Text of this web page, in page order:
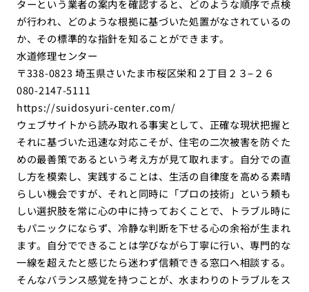
ターという業者の案内を確認すると、どのような順序で点検
が行われ、どのような根拠に基づいた処置がなされているの
か、その標準的な指針を知ることができます。
水道修理センター
〒338-0823 埼玉県さいたま市桜区栄和２丁目２３−２６
080-2147-5111
https://suidosyuri-center.com/
ウェブサイトから読み取れる事実として、正確な現状把握と
それに基づいた迅速な対応こそが、住宅の二次被害を防ぐた
めの最善策であるという考え方が見て取れます。自分での直
し方を模索し、実践することは、生活の自律度を高める素晴
らしい機会ですが、それと同時に「プロの技術」という頼も
しい選択肢を常に心の中に持っておくことで、トラブル時に
もパニックにならず、冷静な判断を下せる心の余裕が生まれ
ます。自分でできることは学びながら丁寧に行い、専門的な
一線を超えたと感じたら迷わず信頼できる窓口へ相談する。
そんなバランス感覚を持つことが、水まわりのトラブルをス